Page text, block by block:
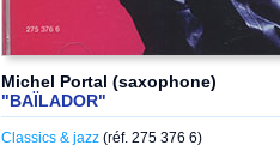
Michel Portal (saxophone)
"BAÏLADOR"
Classics & jazz (réf. 275 376 6)